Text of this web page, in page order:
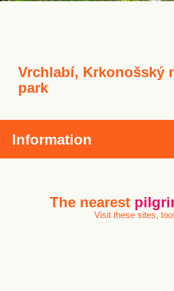
Vrchlabí, Krkonošský
park
Information
The nearest
Visit these sites, too!